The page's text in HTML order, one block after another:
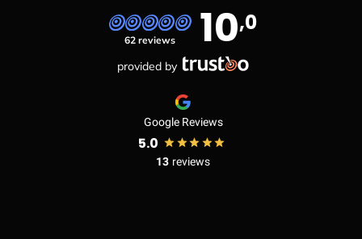
62 reviews 10,0
provided by
Google Reviews
5.0
13 reviews